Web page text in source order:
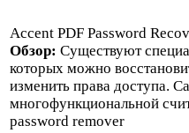
Accent PDF Password
Обзор: Существуют
которых можно
изменить права доступа.
многофункциональной
password remover